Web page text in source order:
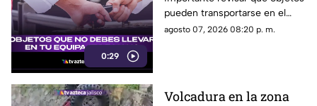
0:29
aeropuerto
pueden transportarse en el
equipaje de mano, ya que
agosto 07, 2026 08:20 p. m.
Volcadura en la zona